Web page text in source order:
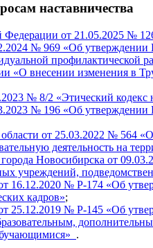
наставничества
Федерации от 21.05.2025 №
№ 969 «Об утверждении
профилактической
«О внесении изменения в
№ 8/2 «Этический кодекс
№ 196 «Об утверждении
от 25.03.2022 № 564
деятельность на
Новосибирска от
учреждений,
16.12.2020 № Р-174 «Об
кадров»;
25.12.2019 № Р-145 «Об
.